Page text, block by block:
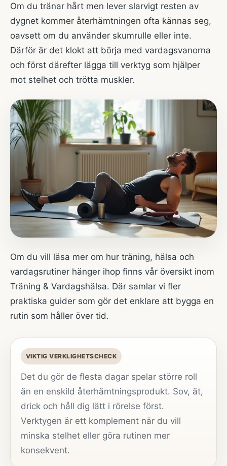
Om du tränar hårt men lever slarvigt resten av
dygnet kommer återhämtningen ofta kännas seg,
oavsett om du använder skumrulle eller inte.
Därför är det klokt att börja med vardagsvanorna
och först därefter lägga till verktyg som hjälper
mot stelhet och trötta muskler.
Om du vill läsa mer om hur träning, hälsa och
vardagsrutiner hänger ihop finns vår översikt inom
Träning & Vardagshälsa. Där samlar vi fler
praktiska guider som gör det enklare att bygga en
rutin som håller över tid.
VIKTIG VERKLIGHETSCHECK
Det du gör de flesta dagar spelar större roll
än en enskild återhämtningsprodukt. Sov, ät,
drick och håll dig lätt i rörelse först.
Verktygen är ett komplement när du vill
minska stelhet eller göra rutinen mer
konsekvent.